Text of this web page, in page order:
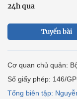
24h qua
Tuyến bài
Cơ quan chủ quản:
Số giấy phép: 146/
Tổng biên tập: